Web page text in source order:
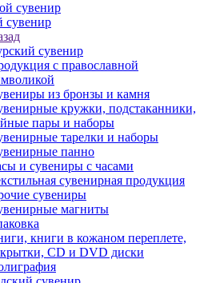
сувенир
сувенир
сувенир
с православной
из бронзы и камня
кружки, подстаканники,
пары и наборы
тарелки и наборы
панно
и сувениры с часами
сувенирная продукция
сувениры
магниты
книги в кожаном переплете,
CD и DVD диски